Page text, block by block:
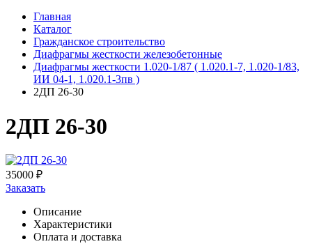
Главная
Каталог
Гражданское строительство
Диафрагмы жесткости железобетонные
Диафрагмы жесткости 1.020-1/87 ( 1.020.1-7, 1.020-1/83,
ИИ 04-1, 1.020.1-3пв )
2ДП 26-30
2ДП 26-30
35000 ₽
Заказать
Описание
Характеристики
Оплата и доставка